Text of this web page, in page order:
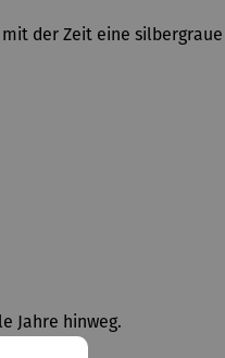
der Zeit eine silbergraue
Jahre hinweg.